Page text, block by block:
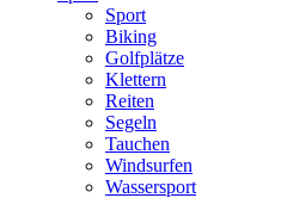
Sport
Biking
Golfplätze
Klettern
Reiten
Segeln
Tauchen
Windsurfen
Wassersport